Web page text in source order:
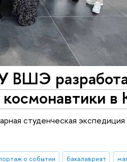
ВШЭ
в
студенческая экспедиция
о событии бакалавриат